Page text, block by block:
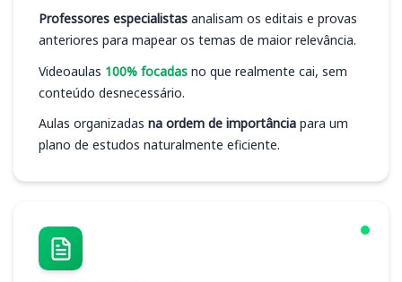
Professores especialistas analisam os editais e provas
anteriores para mapear os temas de maior relevância.
Videoaulas 100% focadas no que realmente cai, sem
conteúdo desnecessário.
Aulas organizadas na ordem de importância para um
plano de estudos naturalmente eficiente.